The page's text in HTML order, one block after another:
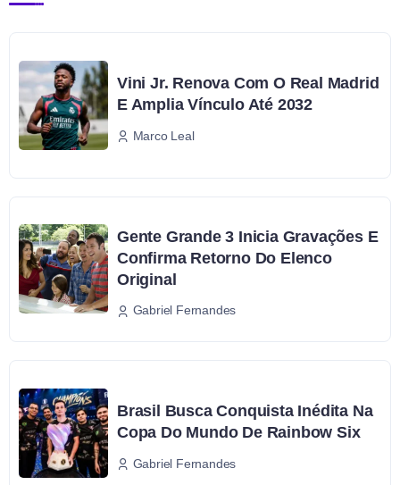
Vini Jr. Renova Com O Real Madrid
E Amplia Vínculo Até 2032
Marco Leal
Gente Grande 3 Inicia Gravações E
Confirma Retorno Do Elenco
Original
Gabriel Fernandes
Brasil Busca Conquista Inédita Na
Copa Do Mundo De Rainbow Six
Gabriel Fernandes